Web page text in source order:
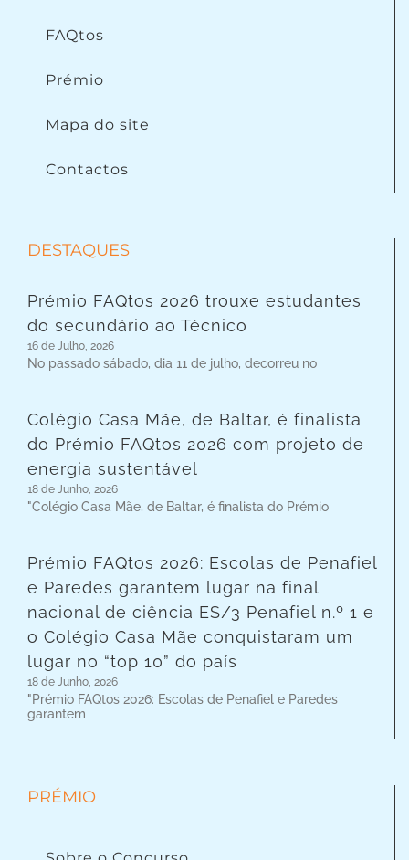
FAQtos
Prémio
Mapa do site
Contactos
DESTAQUES
Prémio FAQtos 2026 trouxe estudantes
do secundário ao Técnico
16 de Julho, 2026
No passado sábado, dia 11 de julho, decorreu no
Colégio Casa Mãe, de Baltar, é finalista
do Prémio FAQtos 2026 com projeto de
energia sustentável
18 de Junho, 2026
"Colégio Casa Mãe, de Baltar, é finalista do Prémio
Prémio FAQtos 2026: Escolas de Penafiel
e Paredes garantem lugar na final
nacional de ciência ES/3 Penafiel n.º 1 e
o Colégio Casa Mãe conquistaram um
lugar no “top 10” do país
18 de Junho, 2026
"Prémio FAQtos 2026: Escolas de Penafiel e Paredes
garantem
PRÉMIO